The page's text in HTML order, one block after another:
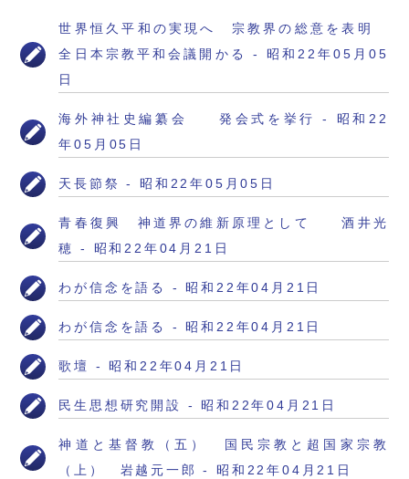
世界恒久平和の実現へ 宗教界の総意を表明
全日本宗教平和会議開かる - 昭和22年05月05
日
海外神社史編纂会 発会式を挙行 - 昭和22
年05月05日
天長節祭 - 昭和22年05月05日
青春復興 神道界の維新原理として 酒井光
穂 - 昭和22年04月21日
わが信念を語る - 昭和22年04月21日
わが信念を語る - 昭和22年04月21日
歌壇 - 昭和22年04月21日
民生思想研究開設 - 昭和22年04月21日
神道と基督教（五） 国民宗教と超国家宗教
（上） 岩越元一郎 - 昭和22年04月21日